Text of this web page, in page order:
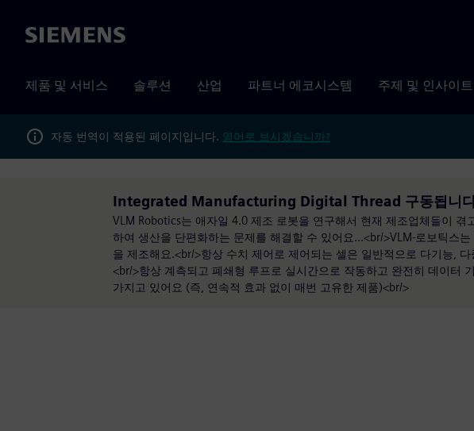
Siemens
제품 및 서비스 솔루션 산업 파트너 에코시스템 주제 및 인사이트
자동 번역이 적용된 페이지입니다. 영어로 보시겠습니까?
Integrated Manufacturing Digital Thread 구동됩니
VLM Robotics는 애자일 4.0 제조 로봇을 연구해서 현재 제조업체들이
하여 생산을 단편화하는 문제를 해결할 수 있어요...<br/>VLM-로보틱스
을 제조해요.<br/>항상 수치 제어로 제어되는 셀은 일반적으로 다기능,
<br/>항상 계측되고 폐쇄형 루프로 실시간으로 작동하고 완전히 데이터
가지고 있어요 (즉, 연속적 효과 없이 매번 고유한 제품)<br/>